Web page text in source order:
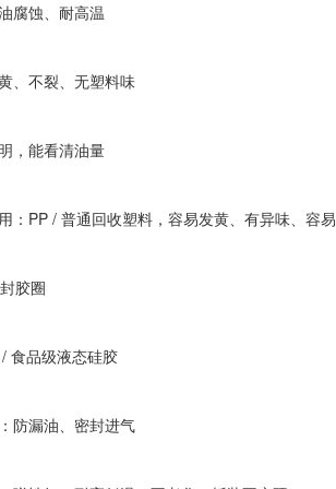
腐蚀、耐高温
、不裂、无塑料味
，能看清油量
：PP / 普通回收塑料，容易发黄、有异味、容
胶圈
食品级液态硅胶
防漏油、密封进气